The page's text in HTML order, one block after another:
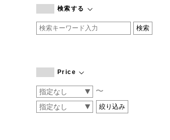
by basics
CATWORTH
COGTHEBIGSMOKE
CONVERSE
DEAN & DELUCA
検索する
Price
〜